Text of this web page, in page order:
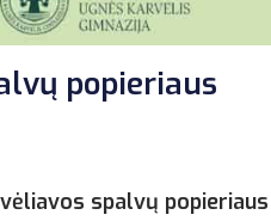
popieriaus
spalvų popieriaus